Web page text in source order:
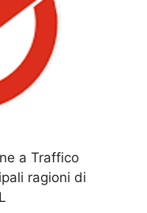
a Traffico
ragioni di